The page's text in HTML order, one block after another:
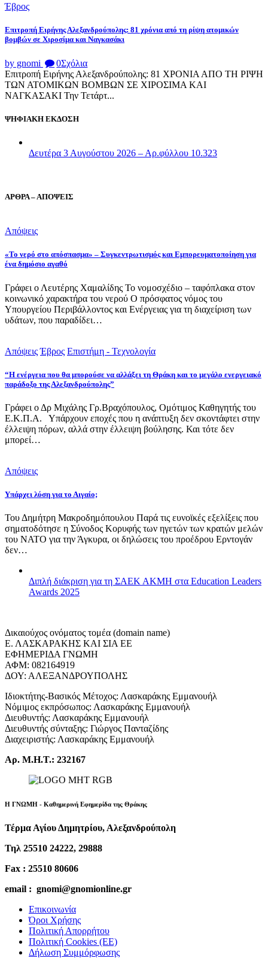
Έβρος
Επιτροπή Ειρήνης Αλεξανδρούπολης: 81 χρόνια από τη ρίψη ατομικών
βομβών σε Χιροσίμα και Ναγκασάκι
by gnomi 0Σχόλια
Επιτροπή Ειρήνης Αλεξανδρούπολης: 81 ΧΡΟΝΙΑ ΑΠΟ ΤΗ ΡΙΨΗ
ΤΩΝ ΑΤΟΜΙΚΩΝ ΒΟΜΒΩΝ ΣΕ ΧΙΡΟΣΙΜΑ ΚΑΙ
ΝΑΓΚΑΣΑΚΙ Την Τετάρτ...
ΨΗΦΙΑΚΗ ΕΚΔΟΣΗ
Δευτέρα 3 Αυγούστου 2026 – Αρ.φύλλου 10.323
ΑΡΘΡΑ – ΑΠΟΨΕΙΣ
Απόψεις
«Το νερό στο απόσπασμα» – Συγκεντρωτισμός και Εμπορευματοποίηση για
ένα δημόσιο αγαθό
Γράφει ο Λευτέρης Χαμαλίδης Το νομοσχέδιο – ταφόπλακα στον
κοινωνικό χαρακτήρα του νερού Ο πρόσφατος νόμος του
Υπουργείου Περιβάλλοντος και Ενέργειας για τη διαχείριση των
υδάτων, που παραδίδει…
Απόψεις Έβρος Επιστήμη - Τεχνολογία
“Η ενέργεια που θα μπορούσε να αλλάξει τη Θράκη και το μεγάλο ενεργειακό
παράδοξο της Αλεξανδρούπολης”
Γράφει ο Δρ Μιχάλης Γρ.Βραχόπουλος, Ομότιμος Καθηγητής του
Ε.Κ.Π.Α. Υπάρχουν εποχές που η ανάπτυξη δεν σκοντάφτει στην
έλλειψη πόρων, αλλά στην έλλειψη βούλησης. Και τότε δεν
μπορεί…
Απόψεις
Υπάρχει λύση για το Αιγαίο;
Του Δημήτρη Μακροδημόπουλου Παρά τις ευνοϊκές εξελίξεις που
σηματοδότησε η Σύνοδος Κορυφής των ηγετών των κρατών μελών
του ΝΑΤΟ για την Άγκυρα, οι δηλώσεις του προέδρου Ερντογάν
δεν…
Διπλή διάκριση για τη ΣΑΕΚ ΑΚΜΗ στα Education Leaders
Awards 2025
Δικαιούχος ονόματος τομέα (domain name)
Ε. ΛΑΣΚΑΡΑΚΗΣ ΚΑΙ ΣΙΑ ΕΕ
ΕΦΗΜΕΡΙΔΑ ΓΝΩΜΗ
ΑΦΜ: 082164919
ΔΟΥ: ΑΛΕΞΑΝΔΡΟΥΠΟΛΗΣ
Ιδιοκτήτης-Βασικός Μέτοχος: Λασκαράκης Εμμανουήλ
Νόμιμος εκπρόσωπος: Λασκαράκης Εμμανουήλ
Διευθυντής: Λασκαράκης Εμμανουήλ
Διευθυντής σύνταξης: Γιώργος Πανταζίδης
Διαχειριστής: Λασκαράκης Εμμανουήλ
Αρ. Μ.Η.Τ.: 232167
Η ΓΝΩΜΗ - Καθημερινή Εφημερίδα της Θράκης
Τέρμα Αγίου Δημητρίου, Αλεξανδρούπολη
Τηλ 25510 24222, 29888
Fax : 25510 80606
email : gnomi@gnomionline.gr
Επικοινωνία
Όροι Χρήσης
Πολιτική Απορρήτου
Πολιτική Cookies (ΕΕ)
Δήλωση Συμμόρφωσης